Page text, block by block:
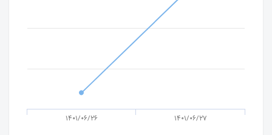
1401/06/26 1401/06/27